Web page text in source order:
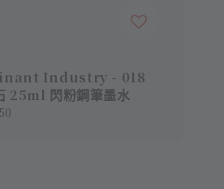
Industry - 018
25ml 閃粉鋼筆墨水